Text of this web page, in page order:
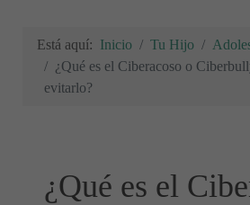
Está aquí: Inicio Tu Hijo
¿Qué es el Ciberacoso o
evitarlo?
¿Qué es el